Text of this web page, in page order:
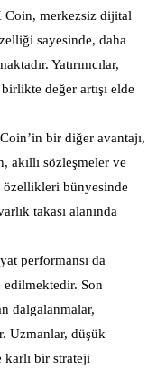
merkezsiz dijital
sayesinde, daha
Yatırımcılar,
değer artışı elde
bir diğer avantajı,
akıllı sözleşmeler ve
bünyesinde
takası alanında
performansı da
edilmektedir. Son
dalgalanmalar,
Uzmanlar, düşük
karlı bir strateji